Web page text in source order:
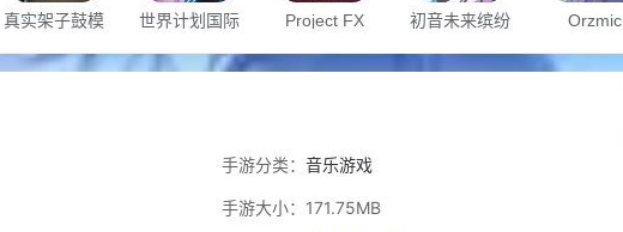
真实架子鼓模
世界计划国际
Project FX
初音未来缤纷
Orzmic
手游分类： 音乐游戏
手游大小：171.75MB